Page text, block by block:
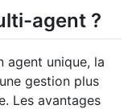
agent ?
agent unique, la
gestion plus
Les avantages